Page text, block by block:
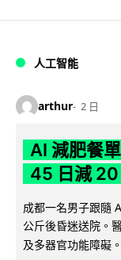
人工智能
arthur 2 日
AI 減肥餐
45 日減 20
成都一名男子跟隨
公斤後昏迷送院。
及多器官功能障礙